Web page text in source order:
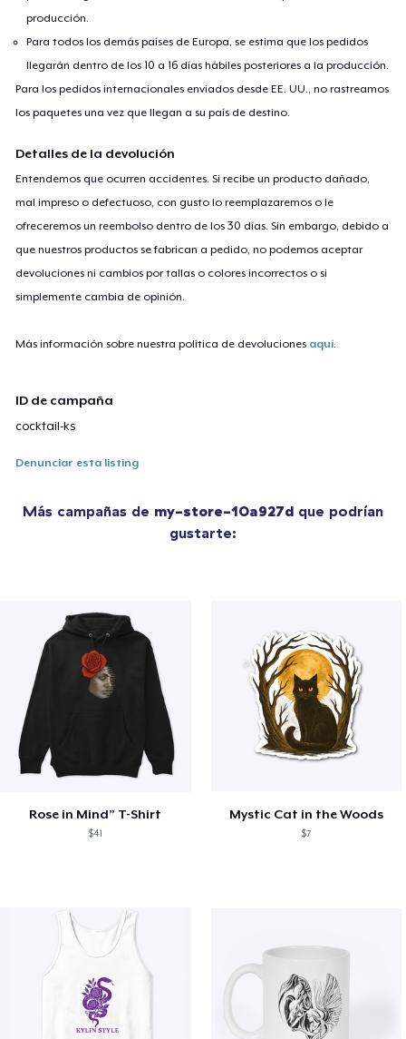
producción.
Para todos los demás países de Europa, se estima que los pedidos
llegarán dentro de los 10 a 16 días hábiles posteriores a la producción.
Para los pedidos internacionales enviados desde EE. UU., no rastreamos
los paquetes una vez que llegan a su país de destino.
Detalles de la devolución
Entendemos que ocurren accidentes. Si recibe un producto dañado,
mal impreso o defectuoso, con gusto lo reemplazaremos o le
ofreceremos un reembolso dentro de los 30 días. Sin embargo, debido a
que nuestros productos se fabrican a pedido, no podemos aceptar
devoluciones ni cambios por tallas o colores incorrectos o si
simplemente cambia de opinión.
Más información sobre nuestra política de devoluciones aquí.
ID de campaña
cocktail-ks
Denunciar esta listing
Más campañas de my-store-10a927d que podrían
gustarte:
Rose in Mind” T-Shirt
$41
Mystic Cat in the Woods
$7